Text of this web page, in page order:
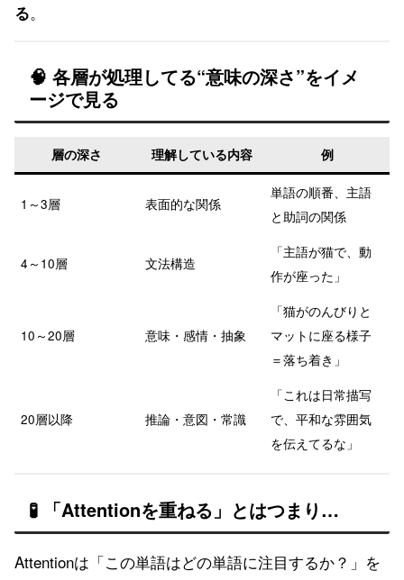
る。
🧠 各層が処理してる“意味の深さ”をイメ
ージで見る
層の深さ 理解している内容 例
1～3層 表面的な関係
単語の順番、主語
と助詞の関係
4～10層 文法構造
「主語が猫で、動
作が座った」
10～20層 意味・感情・抽象
「猫がのんびりと
マットに座る様子
＝落ち着き」
20層以降 推論・意図・常識
「これは日常描写
で、平和な雰囲気
を伝えてるな」
🧪 「Attentionを重ねる」とはつまり…
Attentionは「この単語はどの単語に注目するか？」を